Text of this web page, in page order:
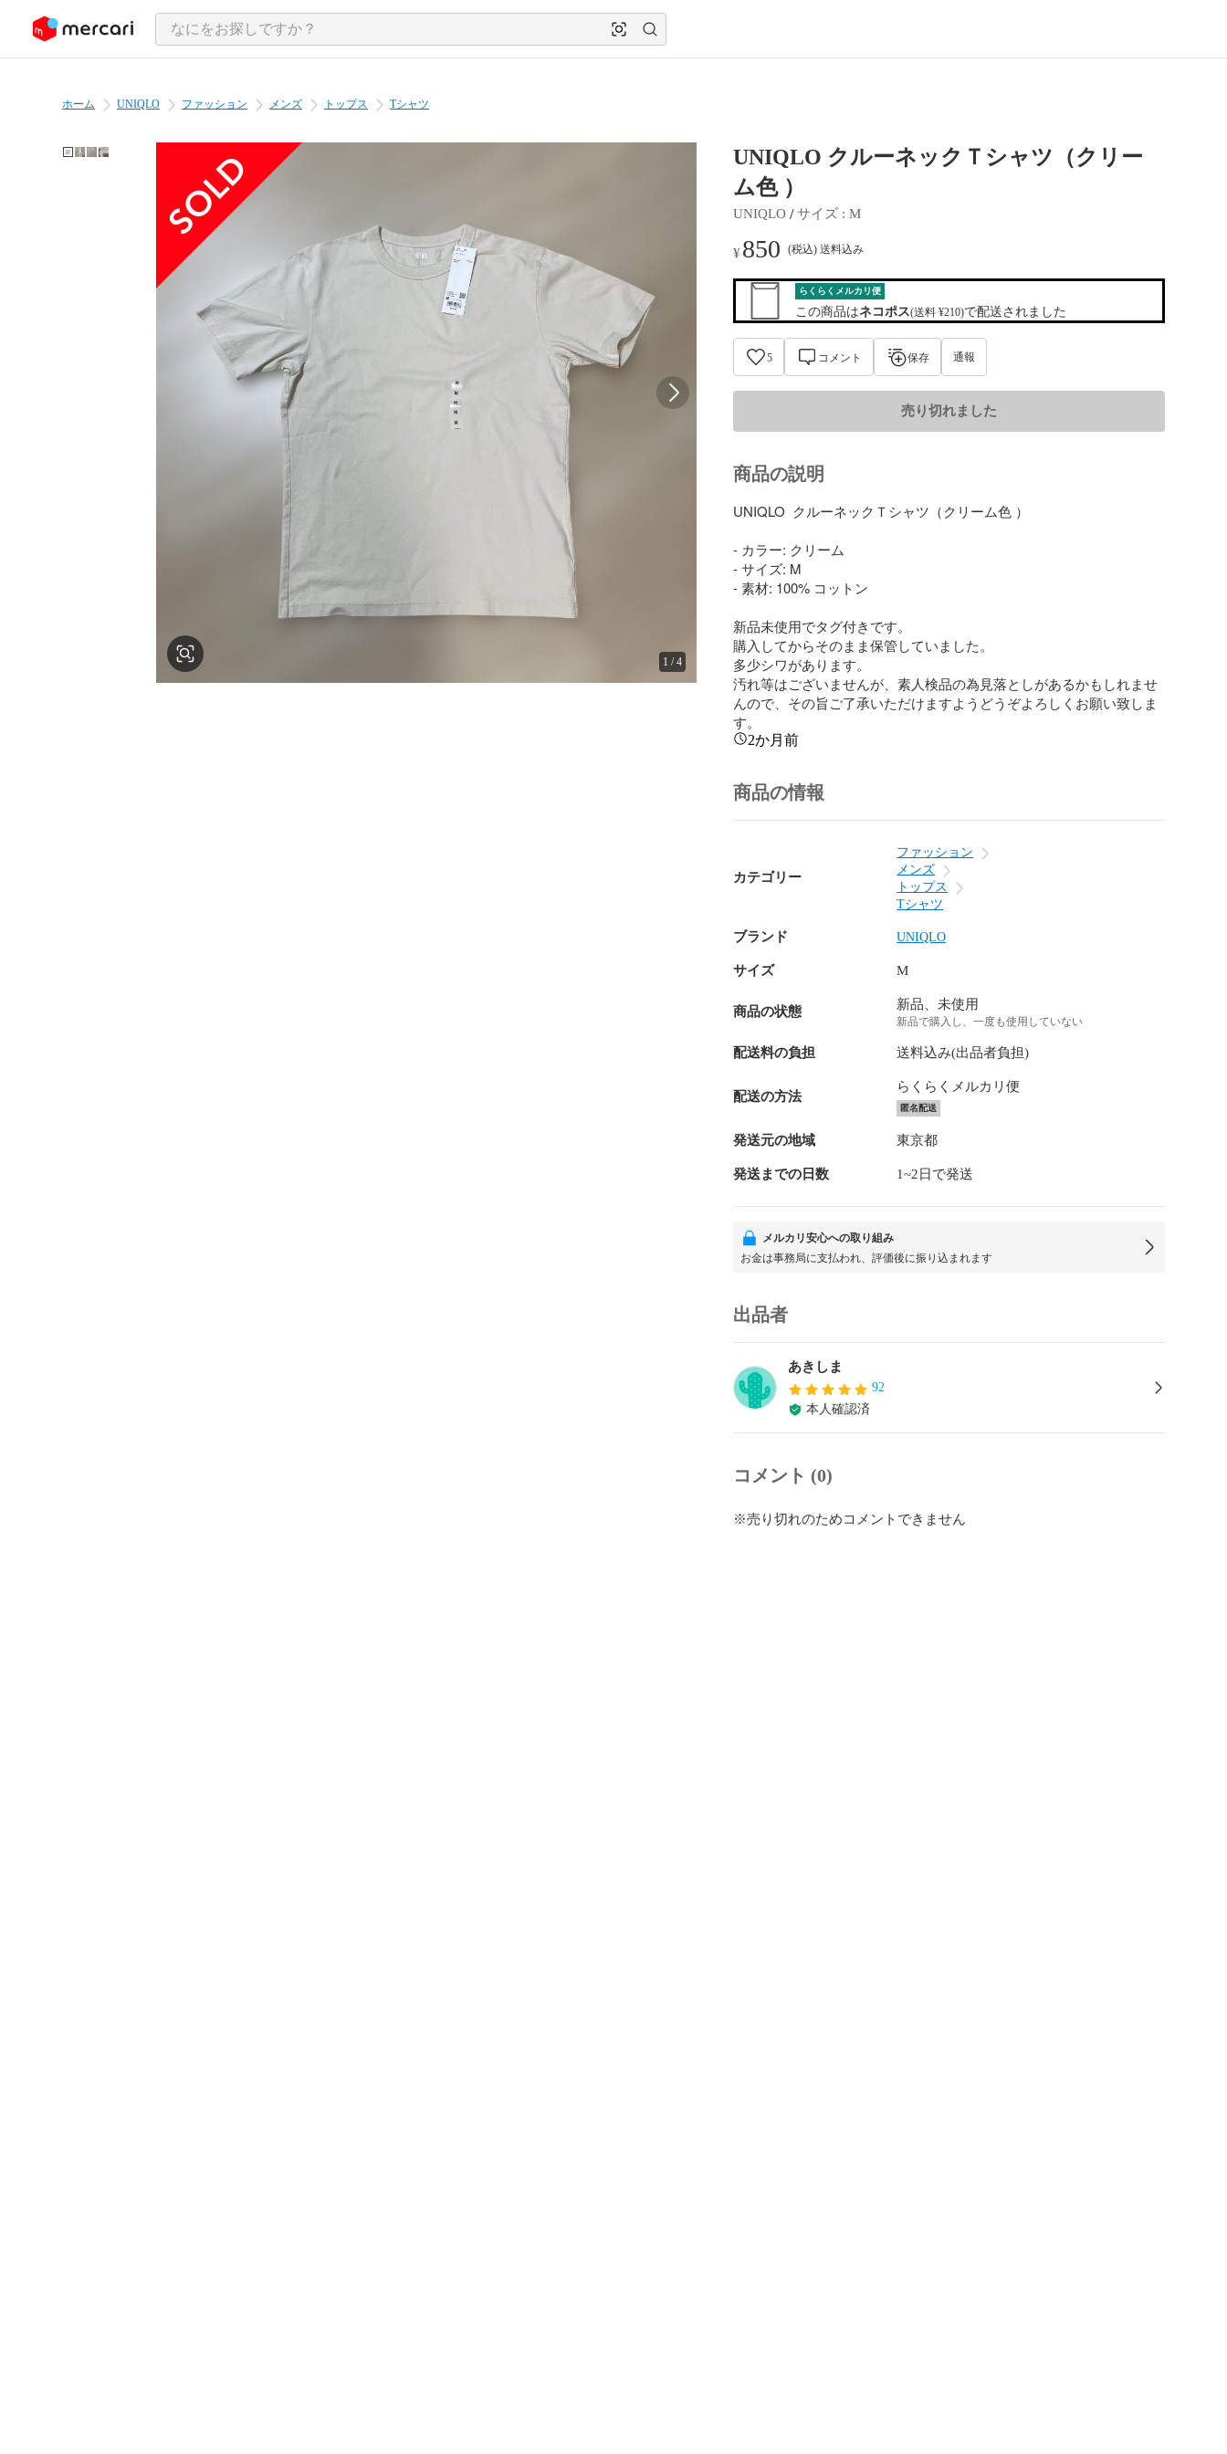
ツにスキップ
ホーム UNIQLO ファッション メンズ トップス Tシャツ
1 /4
UNIQLO クルーネックＴシャツ（クリー
ム色 ）
UNIQLO / サイズ : M
¥ 850 (税込) 送料込み
らくらくメルカリ便
この商品はネコポス(送料 ¥210)で配送されました
5 コメント 保存 通報
売り切れました
商品の説明
UNIQLO  クルーネックＴシャツ（クリーム色 ）
- カラー: クリーム
- サイズ: M
- 素材: 100% コットン
新品未使用でタグ付きです。
購入してからそのまま保管していました。
多少シワがあります。
汚れ等はございませんが、素人検品の為見落としがあるかもしれませ
んので、その旨ご了承いただけますようどうぞよろしくお願い致しま
す。
2か月前
商品の情報
カテゴリー
ファッション
メンズ
トップス
Tシャツ
ブランド UNIQLO
サイズ M
商品の状態 新品、未使用
新品で購入し、一度も使用していない
配送料の負担 送料込み(出品者負担)
配送の方法
らくらくメルカリ便
匿名配送
発送元の地域 東京都
発送までの日数 1~2日で発送
メルカリ安心への取り組み
お金は事務局に支払われ、評価後に振り込まれます
出品者
あきしま
92
本人確認済
コメント (0)
※売り切れのためコメントできません